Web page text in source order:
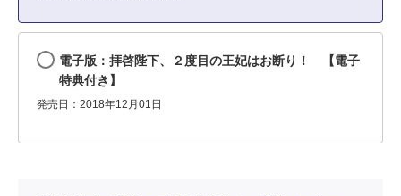
電子版：拝啓陛下、２度目の王妃はお断り！ 【電子
特典付き】
発売日：2018年12月01日